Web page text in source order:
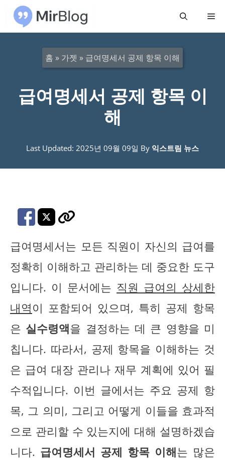
메
홈 » 가젯 » 급여명세서 공제 항목 이해
급여명세서 공제 항목 이
해
Last Updated: 2025년 09월 09일 By 익스트림 뉴스
급여명세서는 모든 직원이 자신의 급여를
정확히 이해하고 관리하는 데 중요한 도구
입니다. 이 문서에는 직원 급여의 상세한
내역이 포함되어 있으며, 특히 공제 항목
은 실수령액을 결정하는 데 큰 영향을 미
칩니다. 따라서, 공제 항목을 이해하는 것
은 급여 대장 관리나 재무 계획에 있어 필
수적입니다. 이번 글에서는 주요 공제 항
목, 그 의미, 그리고 어떻게 이들을 효과적
으로 관리할 수 있는지에 대해 설명하겠습
니다. 급여명세서 공제 항목 이해는 많은